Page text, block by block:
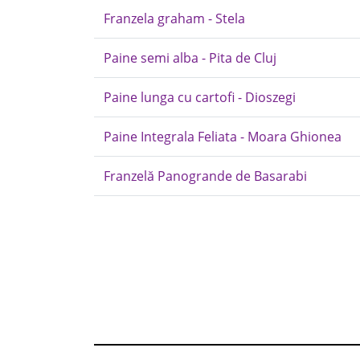
Franzela graham - Stela
Paine semi alba - Pita de Cluj
Paine lunga cu cartofi - Dioszegi
Paine Integrala Feliata - Moara Ghionea
Franzelă Panogrande de Basarabi